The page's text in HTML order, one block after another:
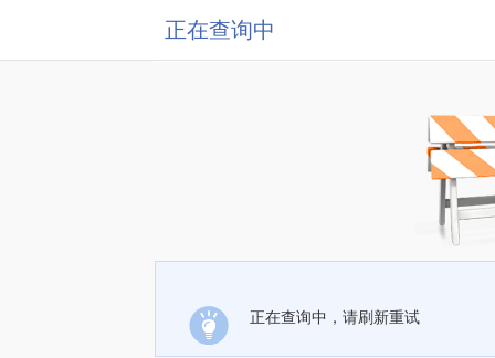
正在查询中
正在查询中，请刷新重试